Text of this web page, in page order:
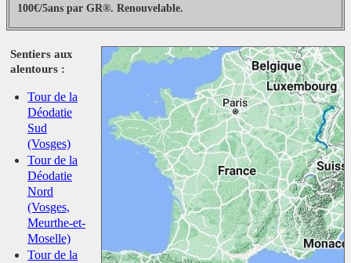
100€/5ans par GR®. Renouvelable.
Sentiers aux
alentours :
Tour de la
Déodatie
Sud
(Vosges)
Tour de la
Déodatie
Nord
(Vosges,
Meurthe-et-
Moselle)
Tour de la